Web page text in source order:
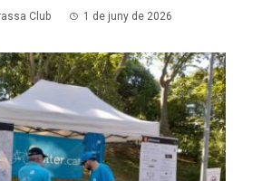
Club 1 de juny de 2026